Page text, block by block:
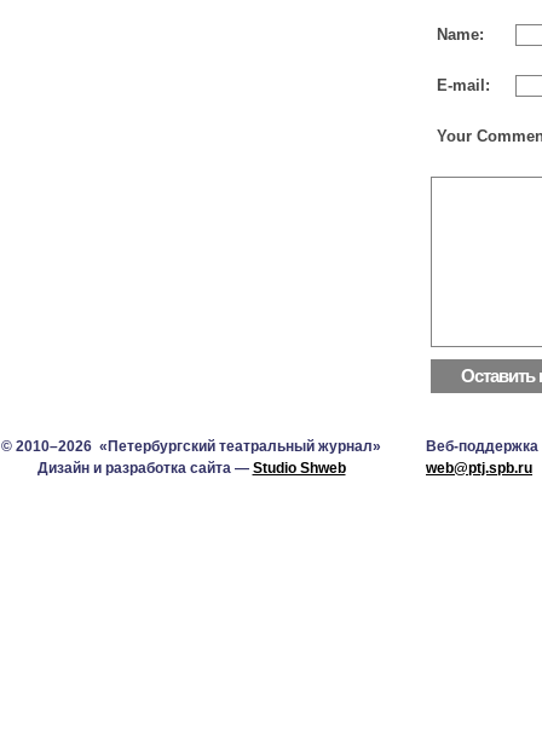
Name:
E-mail:
Your
© 2010–2026 «Петербургский театральный журнал»
Дизайн и разработка сайта — Studio Shweb
Веб-поддержка
web@ptj.spb.ru